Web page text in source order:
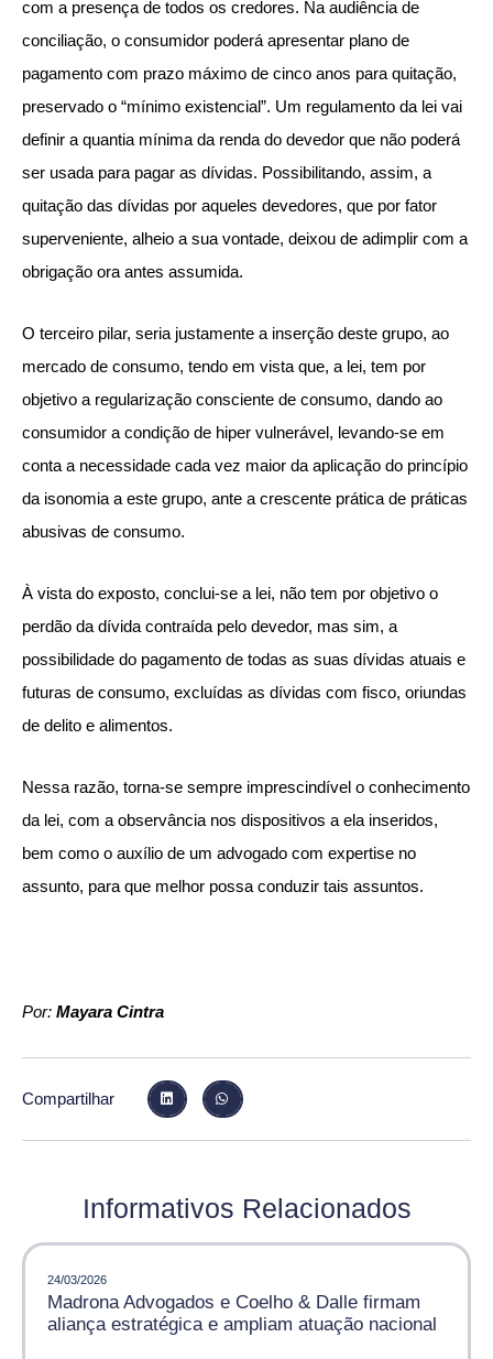
com a presença de todos os credores. Na audiência de
conciliação, o consumidor poderá apresentar plano de
pagamento com prazo máximo de cinco anos para quitação,
preservado o “mínimo existencial”. Um regulamento da lei vai
definir a quantia mínima da renda do devedor que não poderá
ser usada para pagar as dívidas. Possibilitando, assim, a
quitação das dívidas por aqueles devedores, que por fator
superveniente, alheio a sua vontade, deixou de adimplir com a
obrigação ora antes assumida.
O terceiro pilar, seria justamente a inserção deste grupo, ao
mercado de consumo, tendo em vista que, a lei, tem por
objetivo a regularização consciente de consumo, dando ao
consumidor a condição de hiper vulnerável, levando-se em
conta a necessidade cada vez maior da aplicação do princípio
da isonomia a este grupo, ante a crescente prática de práticas
abusivas de consumo.
À vista do exposto, conclui-se a lei, não tem por objetivo o
perdão da dívida contraída pelo devedor, mas sim, a
possibilidade do pagamento de todas as suas dívidas atuais e
futuras de consumo, excluídas as dívidas com fisco, oriundas
de delito e alimentos.
Nessa razão, torna-se sempre imprescindível o conhecimento
da lei, com a observância nos dispositivos a ela inseridos,
bem como o auxílio de um advogado com expertise no
assunto, para que melhor possa conduzir tais assuntos.
Por: Mayara Cintra
Compartilhar
Informativos Relacionados
24/03/2026
Madrona Advogados e Coelho & Dalle firmam
aliança estratégica e ampliam atuação nacional